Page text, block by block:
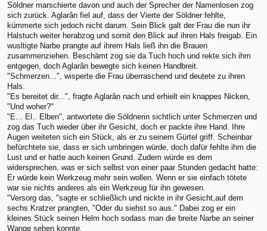
Söldner marschierte davon und auch der Sprecher der Namenlosen zog
sich zurück. Aglarân fiel auf, dass der Vierte der Söldner fehlte,
kümmerte sich jedoch nicht darum. Sein Blick galt der Frau die nun ihr
Halstuch weiter herabzog und somit den Blick auf ihren Hals freigab. Ein
wusltigte Narbe prangte auf ihrem Hals ließ ihn die Brauen
zusammenziehen. Beschämt zog sie da Tuch hoch und rekte sich ihm
entgegen, doch Aglarân bewegte sich keinen Handbreit.
"Schmerzen...", wisperte die Frau überraschend und deutete zu ihren
Hals.
"Es bereitet dir...", fragte Aglarân nach und erhielt ein knappes Nicken,
"Und woher?"
"E... El.. Elben", antwortete die Söldnerin sichtlich unter Schmerzen und
zog das Tuch wieder über ihr Gesicht, doch er packte ihre Hand. Ihre
Augen weiteten sich ein Stück, als er zu seinem Gürtel griff. Scheinbar
befürchtete sie, dass er sich umbringen würde, doch dafür fehlte ihm die
Lust und er hatte auch keinen Grund. Zudem würde es dem
widersprechen, was er sich selbst von einer paar Stunden gedacht hatte:
Er würde kein Werkzeug mehr sein wollen. Wenn er sie einfach tötete
war sie nichts anderes als ein Werkzeug für ihn gewesen.
"Versorg das, "sagte er schließlich und nickte in ihr Gesicht,auf dem
sechs Kratzer prangten, "Oder du siehst so aus." Dabei zog er ein
kleines Stück seinen Helm hoch sodass man die breite Narbe an seiner
Wange sehen konnte.